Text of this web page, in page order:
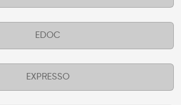
EDOC
EXPRESSO